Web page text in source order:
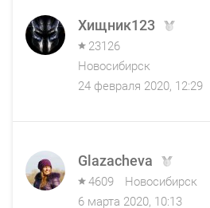
Хищник123
23126
Новосибирск
24 февраля 2020, 12:29
Glazacheva
4609
Новосибирск
6 марта 2020, 10:13